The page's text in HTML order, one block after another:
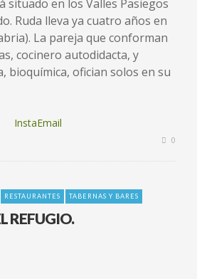
situado en los Valles Pasiegos
Ruda lleva ya cuatro años en
La pareja que conforman
cocinero autodidacta, y
bioquímica, ofician solos en su
InstaEmail
0
RESTAURANTES TABERNAS Y BARES
REFUGIO.